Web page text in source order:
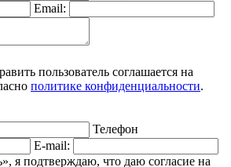
Email:
пользователь соглашается на
политике конфиденциальности.
Телефон
E-mail:
я подтверждаю, что даю согласие на